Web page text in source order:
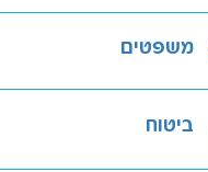
משפטים
ביטוח